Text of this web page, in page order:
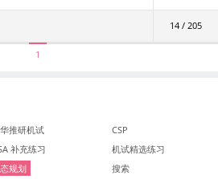
14 / 205
1
推研机试
CSP
补充练习
机试精选练习
规划
搜索